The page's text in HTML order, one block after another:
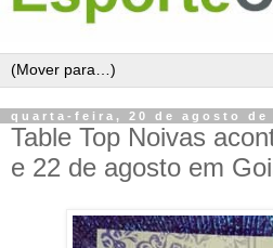
quarta-feira, 20 de agosto de
Table Top Noivas
e 22 de agosto em